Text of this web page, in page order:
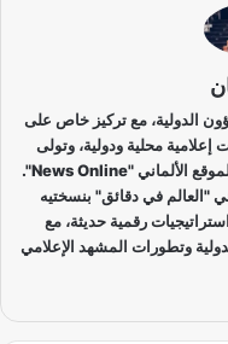
الدولية، مع تركيز خاص على
محلية ودولية، وتولى
إدارة المحتوى في منصات مثل "أخباري24" والموقع الألماني "News Online".
"العالم في دقائق" بنسختيه
رقمية حديثة، مع
وتطورات المشهد الإعلامي